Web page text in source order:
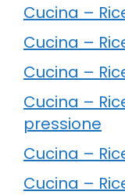
Cucina –
Cucina –
Cucina –
Cucina –
pressione
Cucina –
Cucina –